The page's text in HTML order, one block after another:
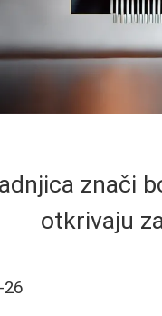
znači
otkrivaju
26